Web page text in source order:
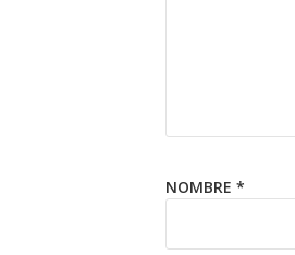
NOMBRE *